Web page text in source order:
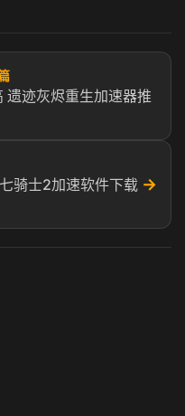
遗迹灰烬重生加速器推
骑士2加速软件下载 →